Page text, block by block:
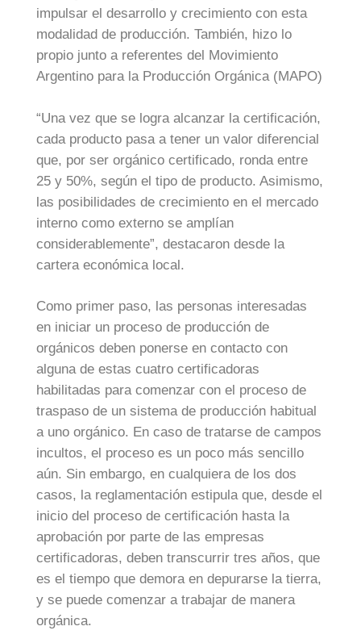
impulsar el desarrollo y crecimiento con esta
modalidad de producción. También, hizo lo
propio junto a referentes del Movimiento
Argentino para la Producción Orgánica (MAPO)
“Una vez que se logra alcanzar la certificación,
cada producto pasa a tener un valor diferencial
que, por ser orgánico certificado, ronda entre
25 y 50%, según el tipo de producto. Asimismo,
las posibilidades de crecimiento en el mercado
interno como externo se amplían
considerablemente”, destacaron desde la
cartera económica local.
Como primer paso, las personas interesadas
en iniciar un proceso de producción de
orgánicos deben ponerse en contacto con
alguna de estas cuatro certificadoras
habilitadas para comenzar con el proceso de
traspaso de un sistema de producción habitual
a uno orgánico. En caso de tratarse de campos
incultos, el proceso es un poco más sencillo
aún. Sin embargo, en cualquiera de los dos
casos, la reglamentación estipula que, desde el
inicio del proceso de certificación hasta la
aprobación por parte de las empresas
certificadoras, deben transcurrir tres años, que
es el tiempo que demora en depurarse la tierra,
y se puede comenzar a trabajar de manera
orgánica.